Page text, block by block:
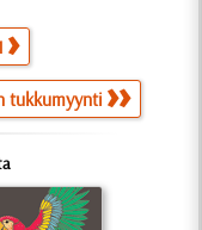
tukkumyynti